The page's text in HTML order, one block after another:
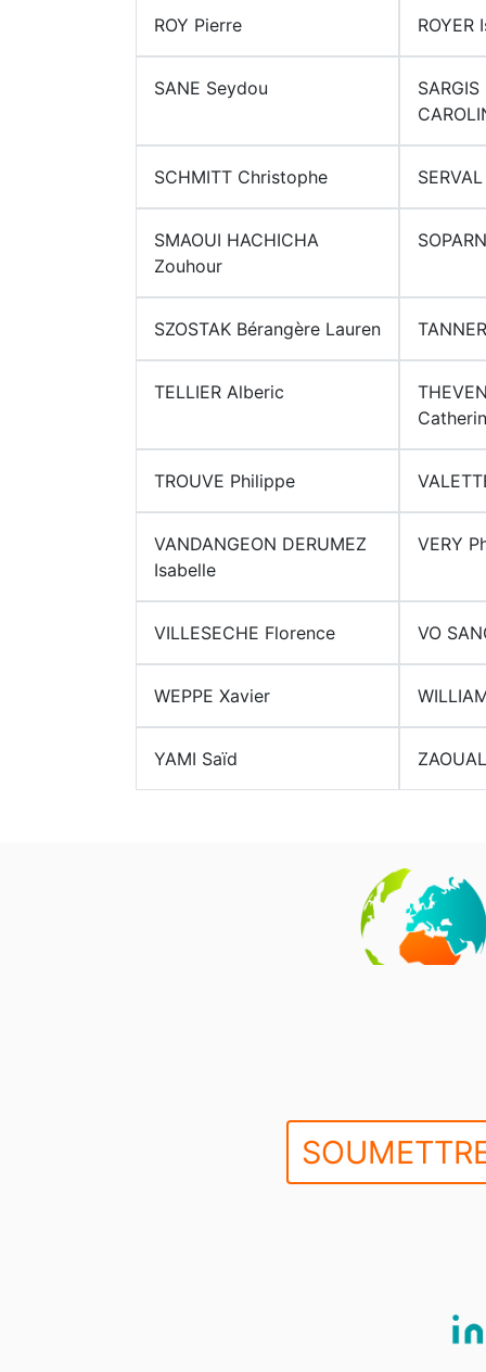
ROY Pierre ROYER
SANE Seydou
SARGIS
SCHMITT Christophe
SMAOUI HACHICHA
Zouhour
SZOSTAK Bérangère Lauren
TELLIER Alberic
TROUVE Philippe
VANDANGEON DERUMEZ
Isabelle
VERY
VILLESECHE Florence VO
WEPPE Xavier
YAMI Saïd